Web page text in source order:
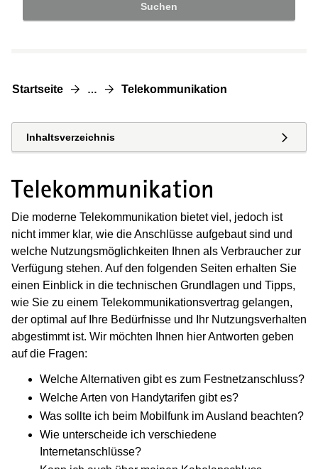
Suchen
Startseite … Telekommunikation
Inhaltsverzeichnis
Telekommunikation
Die moderne Telekommunikation bietet viel, jedoch ist
nicht immer klar, wie die Anschlüsse aufgebaut sind und
welche Nutzungsmöglichkeiten Ihnen als Verbraucher zur
Verfügung stehen. Auf den folgenden Seiten erhalten Sie
einen Einblick in die technischen Grundlagen und Tipps,
wie Sie zu einem Telekommunikationsvertrag gelangen,
der optimal auf Ihre Bedürfnisse und Ihr Nutzungsverhalten
abgestimmt ist. Wir möchten Ihnen hier Antworten geben
auf die Fragen:
Welche Alternativen gibt es zum Festnetzanschluss?
Welche Arten von Handytarifen gibt es?
Was sollte ich beim Mobilfunk im Ausland beachten?
Wie unterscheide ich verschiedene
Internetanschlüsse?